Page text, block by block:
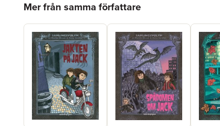
Mer från samma författare